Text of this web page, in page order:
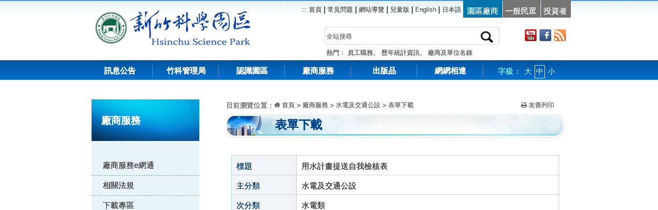
::: 首頁 常見問題 網站導覽 兒童版 English 日本語 園區廠商 一般民眾 投資者
熱門： 員工職務、 歷年統計資訊、 廠商及單位名錄
訊息公告 竹科管理局 認識園區 廠商服務 出版品 網網相連 字級： 大 中 小
廠商服務
廠商服務e網通
相關法規
下載專區
目前瀏覽位置： 首頁 > 廠商服務 > 水電及交通公設 > 表單下載 友善列印
表單下載
標題 用水計畫提送自我檢核表
主分類 水電及交通公設
次分類 水電類